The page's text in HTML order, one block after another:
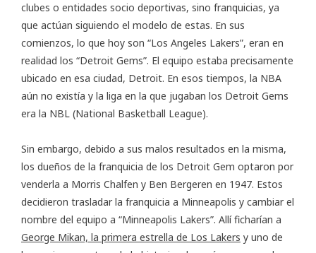
clubes o entidades socio deportivas, sino franquicias, ya
que actúan siguiendo el modelo de estas. En sus
comienzos, lo que hoy son “Los Angeles Lakers”, eran en
realidad los “Detroit Gems”. El equipo estaba precisamente
ubicado en esa ciudad, Detroit. En esos tiempos, la NBA
aún no existía y la liga en la que jugaban los Detroit Gems
era la NBL (National Basketball League).
Sin embargo, debido a sus malos resultados en la misma,
los dueños de la franquicia de los Detroit Gem optaron por
venderla a Morris Chalfen y Ben Bergeren en 1947. Estos
decidieron trasladar la franquicia a Minneapolis y cambiar el
nombre del equipo a “Minneapolis Lakers”. Allí ficharían a
George Mikan, la primera estrella de Los Lakers y uno de